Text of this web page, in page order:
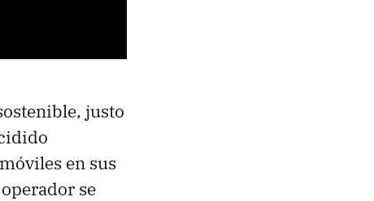
justo
en sus
se